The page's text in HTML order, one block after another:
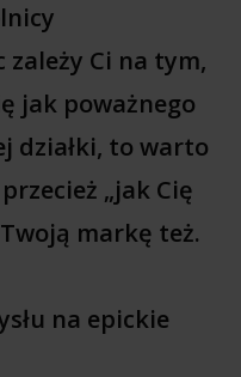
zależy Ci na tym,
jak poważnego
działki, to warto
„jak Cię
markę też.
na epickie